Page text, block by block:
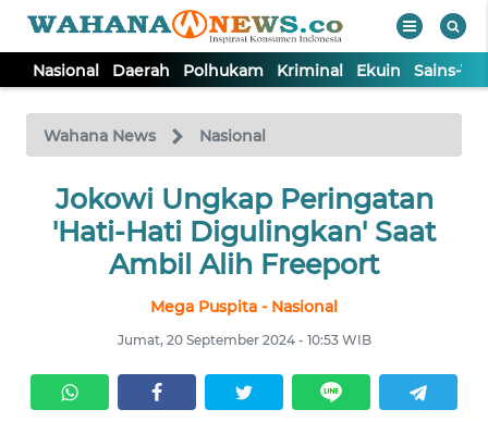
Nasional Daerah Polhukam Kriminal Ekuin Sains-
Wahana News Nasional
Jokowi Ungkap Peringatan
'Hati-Hati Digulingkan' Saat
Ambil Alih Freeport
Mega Puspita - Nasional
Jumat, 20 September 2024 - 10:53 WIB
TV
Tutup
NASIONAL
KRIMINAL